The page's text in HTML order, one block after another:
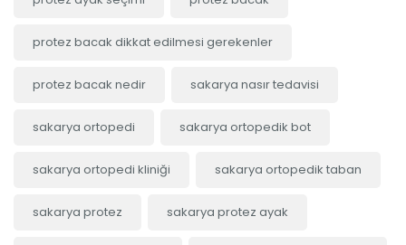
protez bacak dikkat edilmesi gerekenler
protez bacak nedir sakarya nasır tedavisi
sakarya ortopedi sakarya ortopedik bot
sakarya ortopedi kliniği sakarya ortopedik taban
sakarya protez sakarya protez ayak